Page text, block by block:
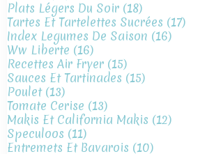
Plats Légers Du Soir (18)
Tartes Et Tartelettes Sucrées (17)
Index Legumes De Saison (16)
Ww Liberte (16)
Recettes Air Fryer (15)
Sauces Et Tartinades (15)
Poulet(13)
Tomate Cerise (13)
Makis Et California Makis (12)
Speculoos (11)
Entremets Et Bavarois (10)